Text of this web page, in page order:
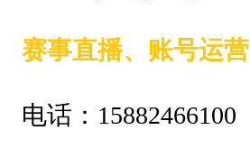
赛事直播、账号运营
电话：15882466100